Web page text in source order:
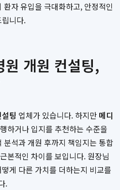
자 유입을 극대화하고, 안정적인
니다.
원 개원 컨설팅,
팅 업체가 있습니다. 하지만 메디
하거나 입지를 추천하는 수준을
석과 개원 후까지 책임지는 통합
본적인 차이를 보입니다. 원장님
게 다른 가치를 더하는지 비교를
.